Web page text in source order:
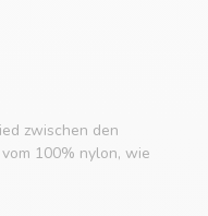
zwischen den
100% nylon, wie